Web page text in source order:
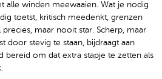
alle winden meewaaien. Wat je nodig
toetst, kritisch meedenkt, grenzen
maar nooit star. Scherp, maar
door stevig te staan, bijdraagt aan
bereid om dat extra stapje te zetten als